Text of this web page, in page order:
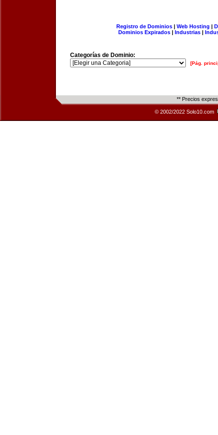
Registro de Dominios| Web Hosting |
Dominios Expirados | Industrias |
Categorías de Dominio:
[Pág.
** Precios
© 2002/2022 Solo10.com